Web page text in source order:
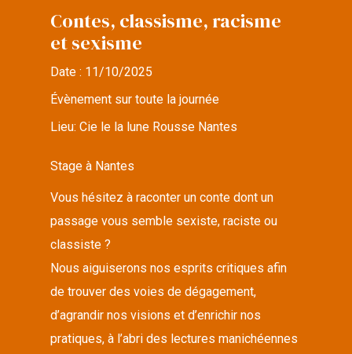
Contes, classisme, racisme
et sexisme
Date : 11/10/2025
Évènement sur toute la journée
Lieu:Cie le la lune Rousse Nantes
Stage à Nantes
Vous hésitez à raconter un conte dont un
passage vous semble sexiste, raciste ou
classiste ?
Nous aiguiserons nos esprits critiques afin
de trouver des voies de dégagement,
d’agrandir nos visions et d’enrichir nos
pratiques, à l’abri des lectures manichéennes